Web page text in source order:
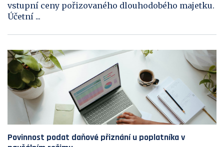
vstupní ceny pořizovaného dlouhodobého majetku.
Účetní ...
Povinnost podat daňové přiznání u poplatníka v